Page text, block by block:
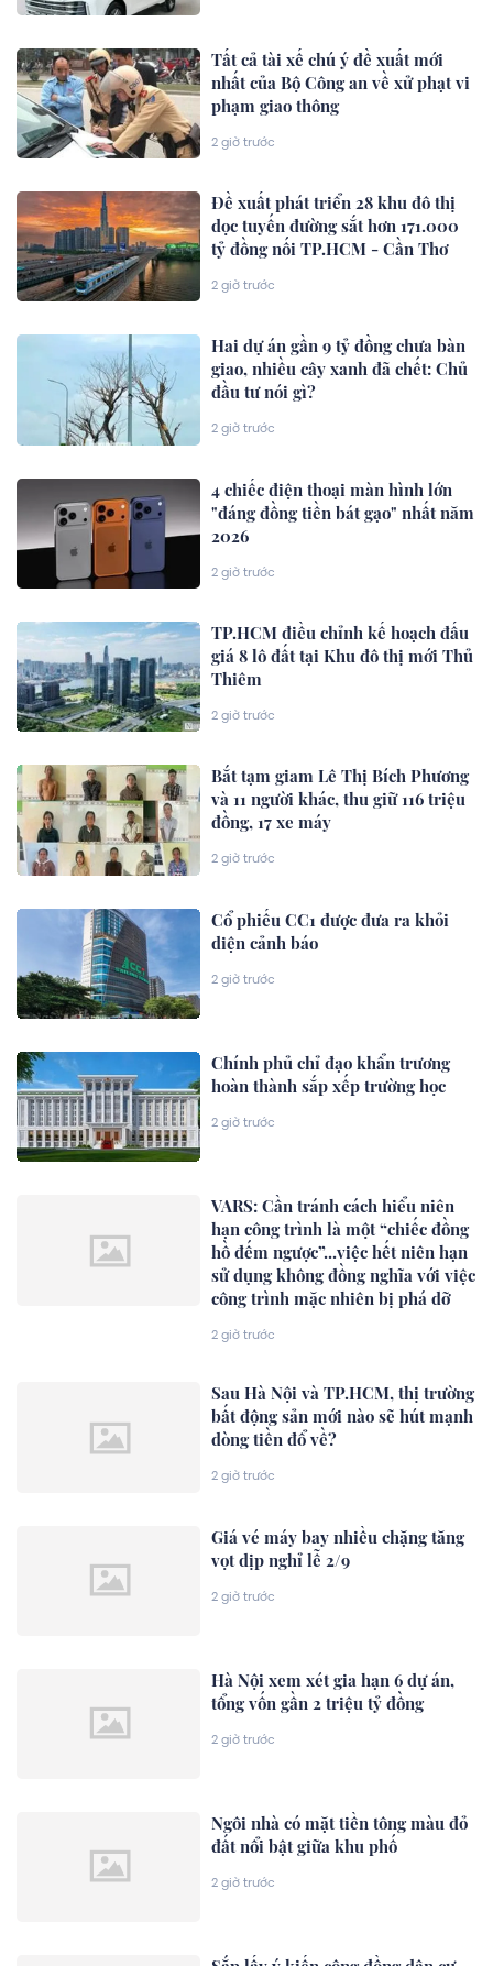
Tất cả tài xế chú ý đề xuất mới
nhất của Bộ Công an về xử phạt vi
phạm giao thông
2 giờ trước
Đề xuất phát triển 28 khu đô thị
dọc tuyến đường sắt hơn 171.000
tỷ đồng nối TP.HCM - Cần Thơ
2 giờ trước
Hai dự án gần 9 tỷ đồng chưa bàn
giao, nhiều cây xanh đã chết: Chủ
đầu tư nói gì?
2 giờ trước
4 chiếc điện thoại màn hình lớn
"đáng đồng tiền bát gạo" nhất năm
2026
2 giờ trước
TP.HCM điều chỉnh kế hoạch đấu
giá 8 lô đất tại Khu đô thị mới Thủ
Thiêm
2 giờ trước
Bắt tạm giam Lê Thị Bích Phương
và 11 người khác, thu giữ 116 triệu
đồng, 17 xe máy
2 giờ trước
Cổ phiếu CC1 được đưa ra khỏi
diện cảnh báo
2 giờ trước
Chính phủ chỉ đạo khẩn trương
hoàn thành sắp xếp trường học
2 giờ trước
VARS: Cần tránh cách hiểu niên
hạn công trình là một “chiếc đồng
hồ đếm ngược”...việc hết niên hạn
sử dụng không đồng nghĩa với việc
công trình mặc nhiên bị phá dỡ
2 giờ trước
Sau Hà Nội và TP.HCM, thị trường
bất động sản mới nào sẽ hút mạnh
dòng tiền đổ về?
2 giờ trước
Giá vé máy bay nhiều chặng tăng
vọt dịp nghỉ lễ 2/9
2 giờ trước
Hà Nội xem xét gia hạn 6 dự án,
tổng vốn gần 2 triệu tỷ đồng
2 giờ trước
Ngôi nhà có mặt tiền tông màu đỏ
đất nổi bật giữa khu phố
2 giờ trước